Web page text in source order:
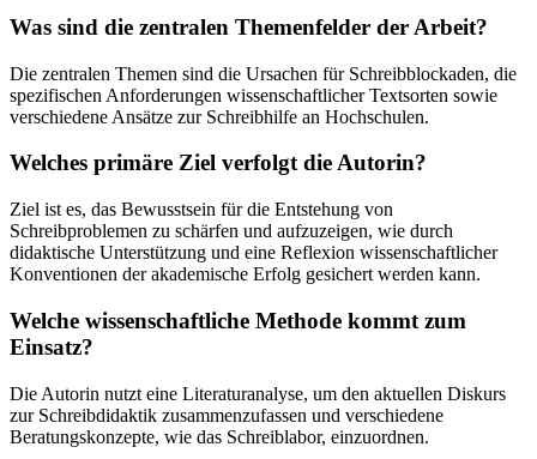
Was sind die zentralen Themenfelder der Arbeit?
Die zentralen Themen sind die Ursachen für Schreibblockaden, die
spezifischen Anforderungen wissenschaftlicher Textsorten sowie
verschiedene Ansätze zur Schreibhilfe an Hochschulen.
Welches primäre Ziel verfolgt die Autorin?
Ziel ist es, das Bewusstsein für die Entstehung von
Schreibproblemen zu schärfen und aufzuzeigen, wie durch
didaktische Unterstützung und eine Reflexion wissenschaftlicher
Konventionen der akademische Erfolg gesichert werden kann.
Welche wissenschaftliche Methode kommt zum
Einsatz?
Die Autorin nutzt eine Literaturanalyse, um den aktuellen Diskurs
zur Schreibdidaktik zusammenzufassen und verschiedene
Beratungskonzepte, wie das Schreiblabor, einzuordnen.